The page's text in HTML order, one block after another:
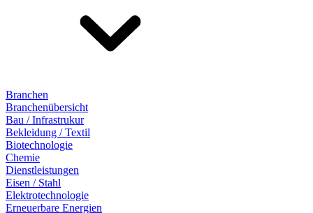
Branchen
Branchenübersicht
Bau / Infrastrukur
Bekleidung / Textil
Biotechnologie
Chemie
Dienstleistungen
Eisen / Stahl
Elektrotechnologie
Erneuerbare Energien